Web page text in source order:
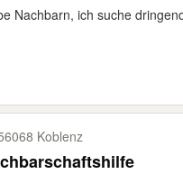
Nachbarn, ich suche
Koblenz